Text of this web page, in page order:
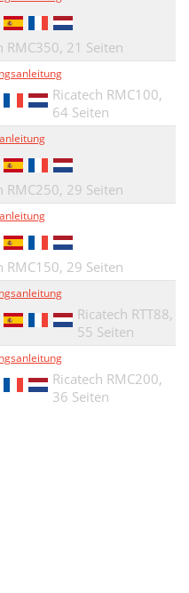
RMC350, 21 Seiten
Ricatech RMC100,
64 Seiten
RMC250, 29 Seiten
RMC150, 29 Seiten
Ricatech RTT88,
55 Seiten
Ricatech RMC200,
36 Seiten